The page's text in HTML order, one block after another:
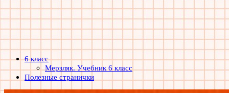
6 класс
Мерзляк. Учебник 6 класс
Полезные странички